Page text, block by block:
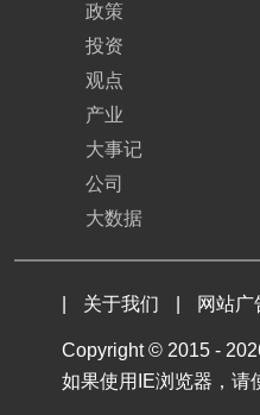
政策
投资
观点
产业
大事记
公司
大数据
关于我们 网站广
Copyright © 2015 -
如果使用IE浏览器，请